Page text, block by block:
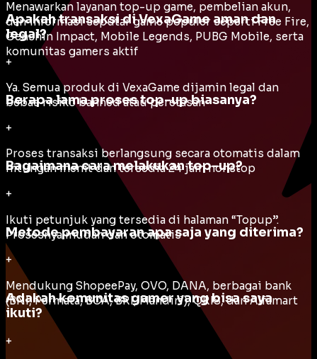
Menawarkan layanan top-up game, pembelian akun,
dan informasi seputar game populer seperti Free Fire,
Genshin Impact, Mobile Legends, PUBG Mobile, serta
komunitas gamers aktif
Apakah transaksi di VexaGame aman dan
legal?
+
Ya. Semua produk di VexaGame dijamin legal dan
bebas risiko banned atau peretasan
Berapa lama proses top-up biasanya?
+
Proses transaksi berlangsung secara otomatis dalam
hitungan menit dan tersedia 24 jam nonstop
Bagaimana cara melakukan top-up?
+
Ikuti petunjuk yang tersedia di halaman “Topup”.
Prosesnya mudah dan otomatis
Metode pembayaran apa saja yang diterima?
+
Mendukung ShopeePay, OVO, DANA, berbagai bank
(BNI, Permata, BCA, BRI, Mandiri), QRIS, dan Alfamart
Adakah komunitas gamer yang bisa saya
ikuti?
+